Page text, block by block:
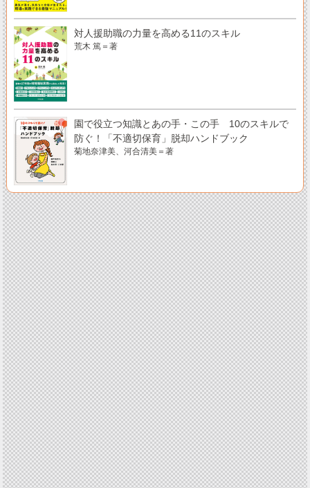
対人援助職の力量を高める11のスキル
荒木 篤＝著
園で役立つ知識とあの手・この手 10のスキルで
防ぐ！「不適切保育」脱却ハンドブック
菊地奈津美、河合清美＝著